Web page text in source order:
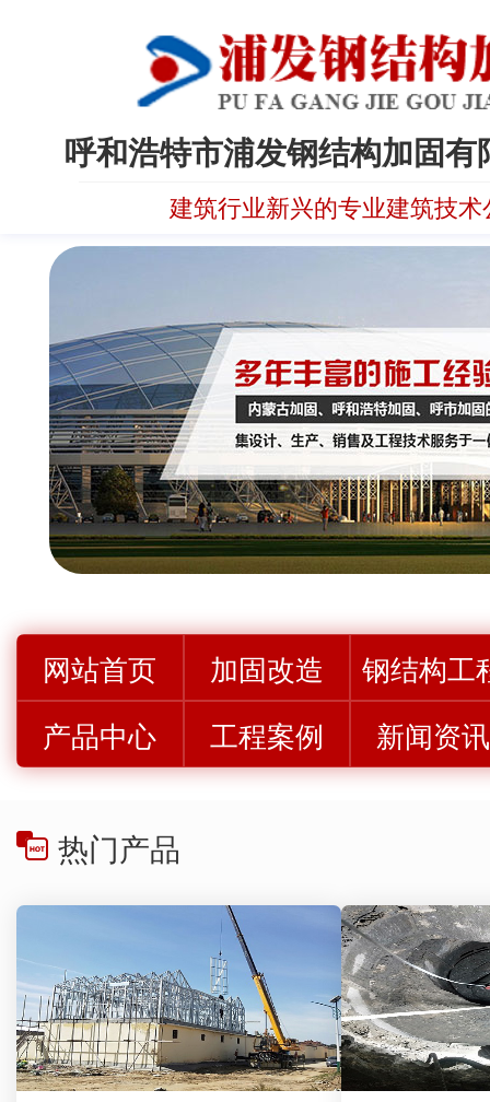
呼和浩特市浦发钢结构加固有
建筑行业新兴的专业建筑技术
网站首页 加固改造
钢结构工
产品中心
工程案例 新闻资讯
热门产品